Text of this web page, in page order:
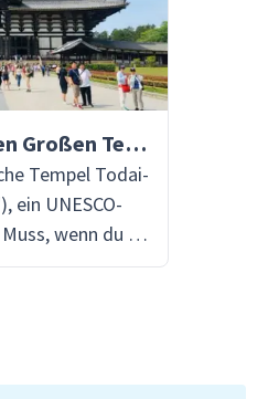
Besuche Todaiji, den Großen Tempel des Ostens
Tempel Todai-
ein UNESCO-
wenn du in
hohes Tor,
Betrete den
der als